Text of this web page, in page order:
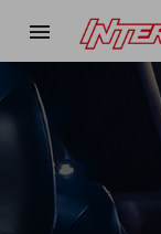
menu